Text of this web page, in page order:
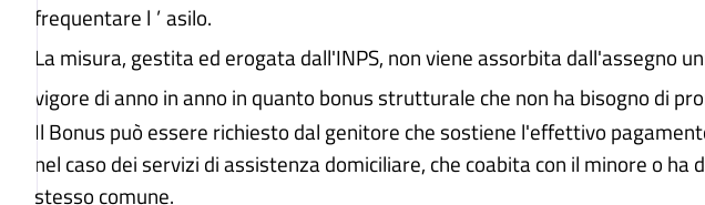
frequentare l ’asilo.
La misura, gestita ed erogata dall'INPS, non viene assorbita dall'assegno
vigore di anno in anno in quanto bonus strutturale che non ha bisogno di
Il Bonus può essere richiesto dal genitore che sostiene l'effettivo
nel caso dei servizi di assistenza domiciliare, che coabita con il minore o ha
stesso comune.